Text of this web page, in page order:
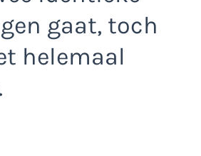
gaat, toch
helemaal